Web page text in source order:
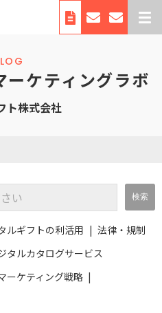
ス紹介
サービス
ーケティングラボ
ト株式会社
ルギフトの利活用
法律・規制
タルカタログサービス
ーケティング戦略